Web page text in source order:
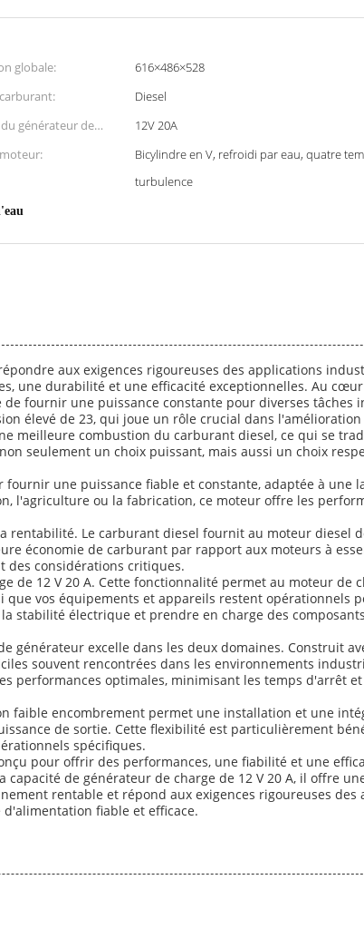
globale:
616×486×528
Diesel
générateur de
12V 20A
Bicylindre en V, refroidi par eau, quatre
turbulence
aux exigences rigoureuses des applications
une durabilité et une efficacité exceptionnelles. Au
fournir une puissance constante pour diverses tâches
élevé de 23, qui joue un rôle crucial dans
meilleure combustion du carburant diesel, ce qui se
seulement un choix puissant, mais aussi un choix
une puissance fiable et constante, adaptée à une
l'agriculture ou la fabrication, ce moteur offre les
rentabilité. Le carburant diesel fournit au moteur diesel
économie de carburant par rapport aux moteurs à
des considérations critiques.
de 12 V 20 A. Cette fonctionnalité permet au moteur de
vos équipements et appareils restent opérationnels
stabilité électrique et prendre en charge des
excelle dans les deux domaines. Construit
souvent rencontrées dans les environnements
performances optimales, minimisant les temps d'arrêt
faible encombrement permet une installation et une
de sortie. Cette flexibilité est particulièrement
spécifiques.
pour offrir des performances, une fiabilité et une
capacité de générateur de charge de 12 V 20 A, il offre
rentable et répond aux exigences rigoureuses des
fiable et efficace.